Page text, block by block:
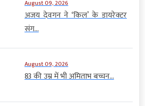
August 09, 2026
अजय देवगन ने ‘किल’ के डायरेक्टर
संग...
August 09, 2026
83 की उम्र में भी अमिताभ बच्चन...